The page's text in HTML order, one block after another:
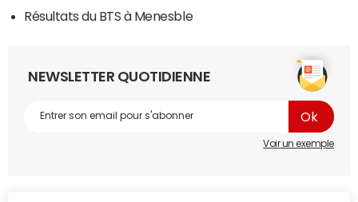
Résultats du BTS à Menesble
NEWSLETTER QUOTIDIENNE
Voir un exemple